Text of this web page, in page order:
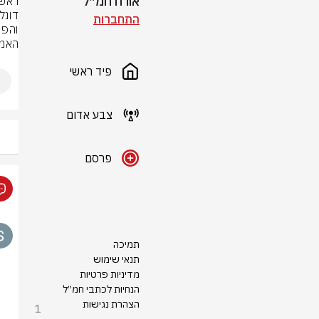
התחברות
פיד ראשי
צבע אדום
פרסם
תמיכה
תנאי שימוש
מדיניות פרטיות
הנחיות לכתבי חמ״ל
הצהרת נגישות
1